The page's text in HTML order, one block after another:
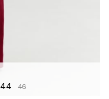
44 46